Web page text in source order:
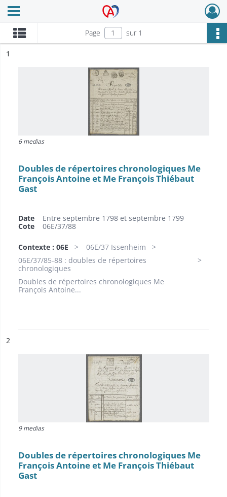
Archives Alsace - Colmar
Ouvrir le menu déroulant
Page sur 1
n°
1
6 medias
Doubles de répertoires chronologiques Me
François Antoine et Me François Thiébaut
Gast
Date
Entre septembre 1798 et septembre 1799
Cote
06E/37/88
Contexte : 06E
06E/37 Issenheim
06E/37/85-88 : doubles de répertoires
chronologiques
Doubles de répertoires chronologiques Me
François Antoine...
n°
2
9 medias
Doubles de répertoires chronologiques Me
François Antoine et Me François Thiébaut
Gast